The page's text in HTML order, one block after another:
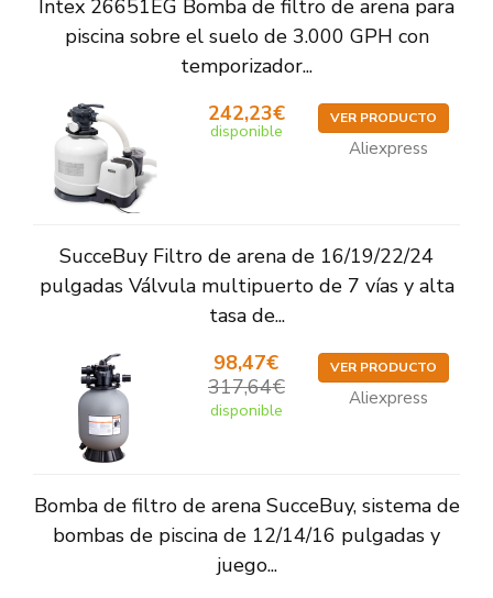
Intex 26651EG Bomba de filtro de arena para
piscina sobre el suelo de 3.000 GPH con
temporizador...
242,23€
disponible
VER PRODUCTO
Aliexpress
SucceBuy Filtro de arena de 16/19/22/24
pulgadas Válvula multipuerto de 7 vías y alta
tasa de...
98,47€
317,64€
disponible
VER PRODUCTO
Aliexpress
Bomba de filtro de arena SucceBuy, sistema de
bombas de piscina de 12/14/16 pulgadas y
juego...